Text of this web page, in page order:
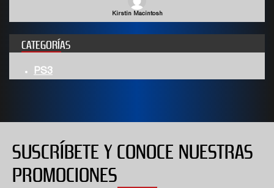
Kirstin Macintosh
CATEGORÍAS
PS3
SUSCRÍBETE Y CONOCE NUESTRAS
PROMOCIONES